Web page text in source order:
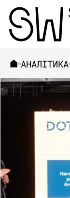
АНАЛІТИКА